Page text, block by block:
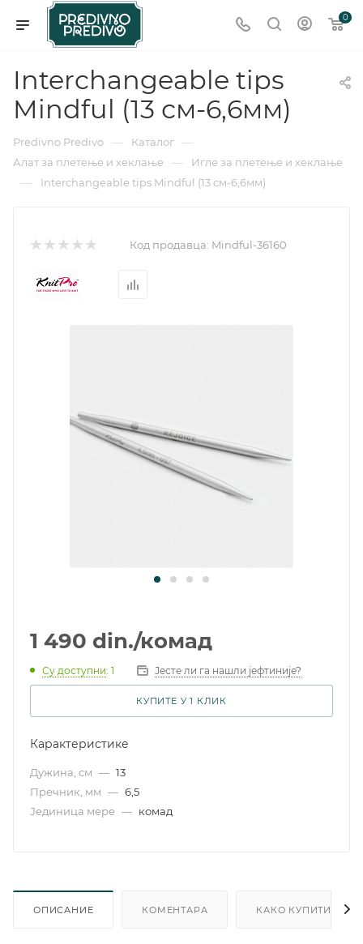
0
Interchangeable tips
Mindful (13 см-6,6мм)
Predivno Predivo — Каталог —
Алат за плетење и хеклање — Игле за плетење и хеклање
— Interchangeable tips Mindful (13 см-6,6мм)
Код продавца: Mindful-36160
1 490 din./комад
Су доступни: 1 Јесте ли га нашли јефтиније?
КУПИТЕ У 1 КЛИК
Карактеристике
Дужина, см — 13
Пречник, мм — 6,5
Јединица мере — комад
ОПИСАНИЕ КОМЕНТАРА КАКО КУПИТИ